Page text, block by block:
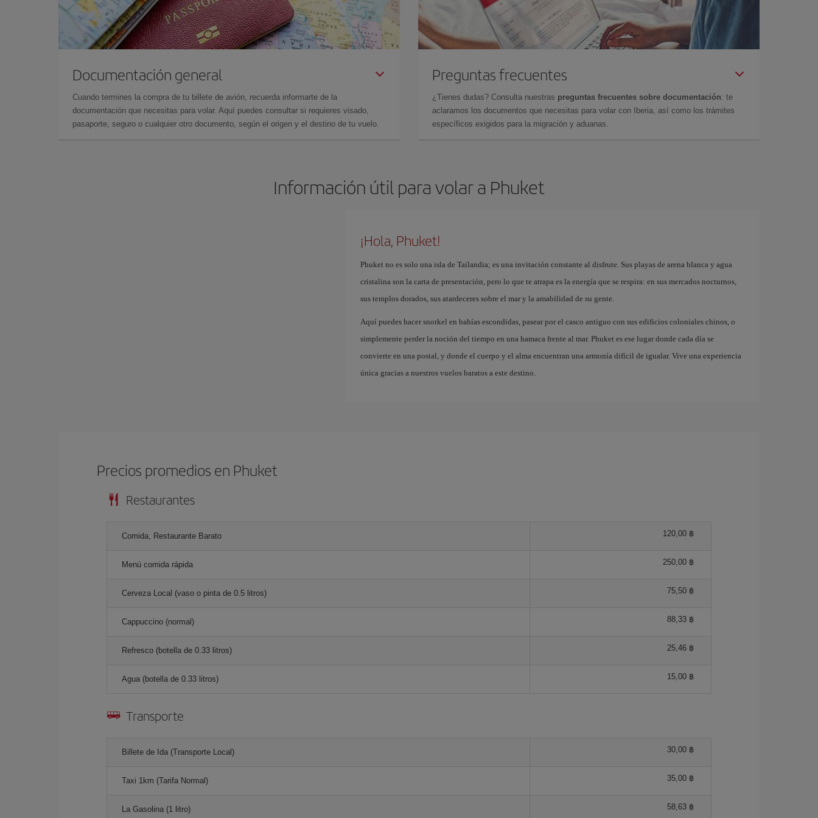
Documentación general
Cuando termines la compra de tu billete de avión, recuerda informarte de la
documentación que necesitas para volar. Aquí puedes consultar si requieres visado,
pasaporte, seguro o cualquier otro documento, según el origen y el destino de tu vuelo.
Preguntas frecuentes
¿Tienes dudas? Consulta nuestras preguntas frecuentes sobre documentación: te
aclaramos los documentos que necesitas para volar con Iberia, así como los trámites
específicos exigidos para la migración y aduanas.
Información útil para volar a Phuket
¡Hola, Phuket!
Phuket no es solo una isla de Tailandia; es una invitación constante al disfrute. Sus playas de arena blanca y agua
cristalina son la carta de presentación, pero lo que te atrapa es la energía que se respira: en sus mercados nocturnos,
sus templos dorados, sus atardeceres sobre el mar y la amabilidad de su gente.
Aquí puedes hacer snorkel en bahías escondidas, pasear por el casco antiguo con sus edificios coloniales chinos, o
simplemente perder la noción del tiempo en una hamaca frente al mar. Phuket es ese lugar donde cada día se
convierte en una postal, y donde el cuerpo y el alma encuentran una armonía difícil de igualar. Vive una experiencia
única gracias a nuestros vuelos baratos a este destino.
Precios promedios en Phuket
Restaurantes
Comida, Restaurante Barato 120,00 ฿
Menú comida rápida 250,00 ฿
Cerveza Local (vaso o pinta de 0.5 litros) 75,50 ฿
Cappuccino (normal) 88,33 ฿
Refresco (botella de 0.33 litros) 25,46 ฿
Agua (botella de 0.33 litros) 15,00 ฿
Transporte
Billete de Ida (Transporte Local) 30,00 ฿
Taxi 1km (Tarifa Normal) 35,00 ฿
La Gasolina (1 litro) 58,63 ฿